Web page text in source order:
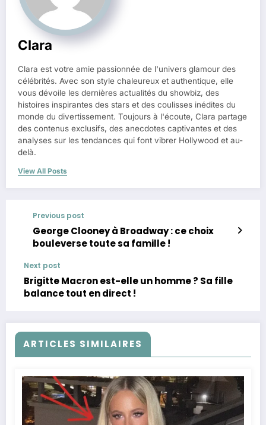
Clara
Clara est votre amie passionnée de l'univers glamour des
célébrités. Avec son style chaleureux et authentique, elle
vous dévoile les dernières actualités du showbiz, des
histoires inspirantes des stars et des coulisses inédites du
monde du divertissement. Toujours à l'écoute, Clara partage
des contenus exclusifs, des anecdotes captivantes et des
analyses sur les tendances qui font vibrer Hollywood et au-
delà.
View All Posts
Previous post
George Clooney à Broadway : ce choix
bouleverse toute sa famille !
Next post
Brigitte Macron est-elle un homme ? Sa fille
balance tout en direct !
ARTICLES SIMILAIRES